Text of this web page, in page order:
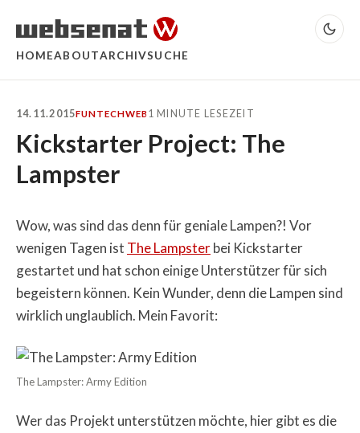
HOMEABOUTARCHIVSUCHE
14.11.2015FUNTECHWEB1 MINUTE LESEZEIT
Kickstarter Project: The
Lampster
Wow, was sind das denn für geniale Lampen?! Vor
wenigen Tagen ist The Lampsterbei Kickstarter
gestartet und hat schon einige Unterstützer für sich
begeistern können. Kein Wunder, denn die Lampen sind
wirklich unglaublich. Mein Favorit:
The Lampster: Army Edition
Wer das Projekt unterstützen möchte, hier gibt es die